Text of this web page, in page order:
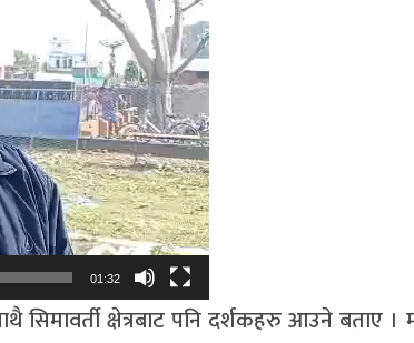
01:32
सिमावर्ती क्षेत्रबाट पनि दर्शकहरु आउने बताए ।